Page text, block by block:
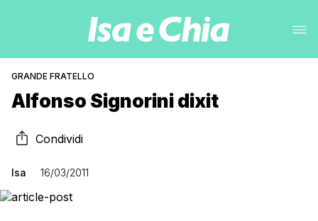
GRANDE FRATELLO
Alfonso Signorini dixit
Condividi
Isa 16/03/2011